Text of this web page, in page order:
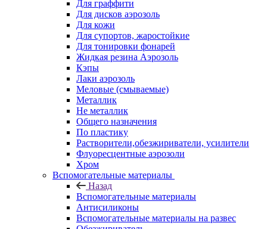
Для граффити
Для дисков аэрозоль
Для кожи
Для супортов, жаростойкие
Для тонировки фонарей
Жидкая резина Аэрозоль
Кэпы
Лаки аэрозоль
Меловые (смываемые)
Металлик
Не металлик
Общего назначения
По пластику
Растворители,обезжириватели, усилители
Флуоресцентные аэрозоли
Хром
Вспомогательные материалы
Назад
Вспомогательные материалы
Антисиликоны
Вспомогательные материалы на развес